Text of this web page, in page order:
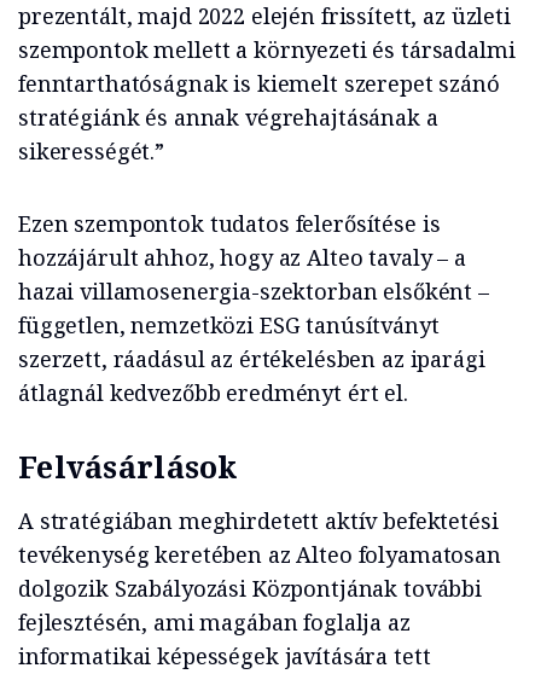
prezentált, majd 2022 elején frissített, az üzleti
szempontok mellett a környezeti és társadalmi
fenntarthatóságnak is kiemelt szerepet szánó
stratégiánk és annak végrehajtásának a
sikerességét.”
Ezen szempontok tudatos felerősítése is
hozzájárult ahhoz, hogy az Alteo tavaly – a
hazai villamosenergia-szektorban elsőként –
független, nemzetközi ESG tanúsítványt
szerzett, ráadásul az értékelésben az iparági
átlagnál kedvezőbb eredményt ért el.
Felvásárlások
A stratégiában meghirdetett aktív befektetési
tevékenység keretében az Alteo folyamatosan
dolgozik Szabályozási Központjának további
fejlesztésén, ami magában foglalja az
informatikai képességek javítására tett